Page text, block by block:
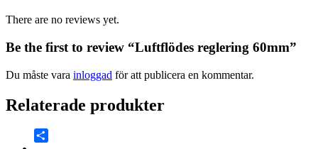
There are no reviews yet.
Be the first to review “Luftflödes reglering 60mm”
Du måste vara inloggad för att publicera en kommentar.
Relaterade produkter